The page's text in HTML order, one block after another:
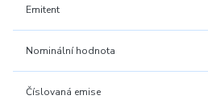
Emitent
Nominální hodnota
Číslovaná emise